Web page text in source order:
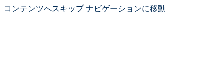
コンテンツへスキップ ナビゲーションに移動